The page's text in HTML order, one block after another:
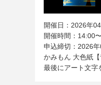
開催日：2026年
開催時間：14:00
申込締切：2026年
かみもん 大色紙
最後にアート文字